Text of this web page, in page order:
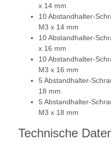
x 14 mm
10 Abstandhalter-
M3 x 14 mm
10 Abstandhalter-
x 16 mm
10 Abstandhalter-
M3 x 16 mm
5 Abstandhalter-
18 mm
5 Abstandhalter-
M3 x 18 mm
Technische